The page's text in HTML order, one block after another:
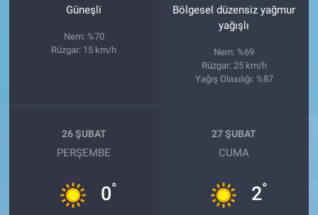
Güneşli
Nem: %70
Rüzgar: 15 km/h
Bölgesel düzensiz yağmur
yağışlı
Nem: %69
Rüzgar: 25 km/h
Yağış Olasılığı: %87
26 ŞUBAT
PERŞEMBE
0°
27 ŞUBAT
CUMA
2°